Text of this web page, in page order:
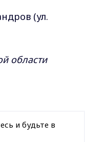
(ул.
области
и будьте в